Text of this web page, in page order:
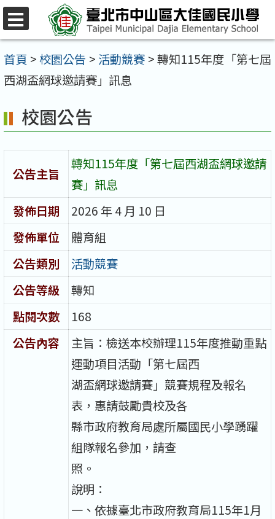
跳
至
主
要
容
區
首頁 >校園公告 > 活動競賽 >轉知115年度「第七屆
西湖盃網球邀請賽」訊息
校園公告
公告主旨
轉知115年度「第七屆西湖盃網球邀請
賽」訊息
發佈日期
2026 年 4 月 10 日
發佈單位
體育組
公告類別
活動競賽
公告等級
轉知
點閱次數
168
公告內容
主旨：檢送本校辦理115年度推動重點
運動項目活動「第七屆西
湖盃網球邀請賽」競賽規程及報名
表，惠請鼓勵貴校及各
縣市政府教育局處所屬國民小學踴躍
組隊報名參加，請查
照。
說明：
一、依據臺北市政府教育局115年1月
選
單